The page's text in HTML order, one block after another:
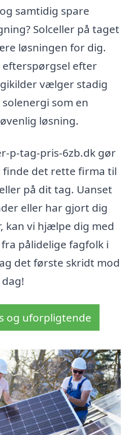
samtidig spare
Solceller på taget
løsningen for dig.
efterspørgsel efter
vælger stadig
som en
løsning.
p-tag-pris-6zb.dk gør
det rette firma til
på dit tag. Uanset
eller har gjort dig
kan vi hjælpe dig med
pålidelige fagfolk i
det første skridt mod
og uforpligtende